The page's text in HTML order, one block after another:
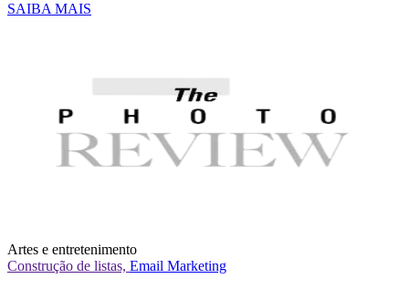
SAIBA MAIS
Artes e entretenimento
Construção de listas, Email Marketing